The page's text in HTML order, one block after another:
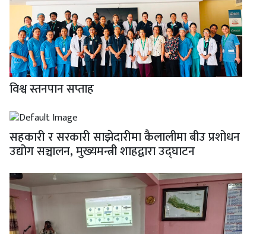
विश्व स्तनपान सप्ताह
सहकारी र सरकारी साझेदारीमा कैलालीमा बीउ प्रशोधन
उद्योग सञ्चालन, मुख्यमन्त्री शाहद्वारा उद्घाटन